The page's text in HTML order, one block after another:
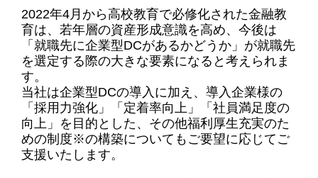
2022年4月から高校教育で必修化された金融教
育は、若年層の資産形成意識を高め、今後は
「就職先に企業型DCがあるかどうか」が就職先
を選定する際の大きな要素になると考えられま
す。
当社は企業型DCの導入に加え、導入企業様の
「採用力強化」「定着率向上」「社員満足度の
向上」を目的とした、その他福利厚生充実のた
めの制度※の構築についてもご要望に応じてご
支援いたします。